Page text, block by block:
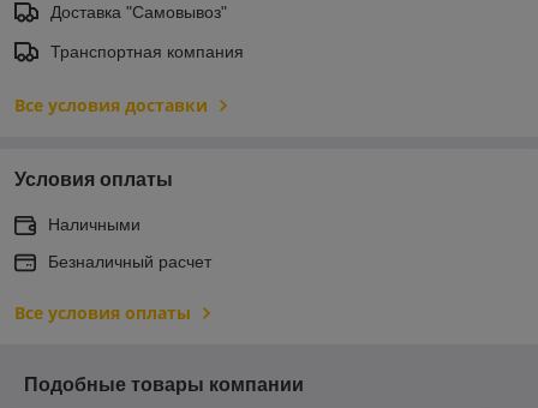
Доставка "Самовывоз"
Транспортная компания
Все условия доставки
Условия оплаты
Наличными
Безналичный расчет
Все условия оплаты
Подобные товары компании